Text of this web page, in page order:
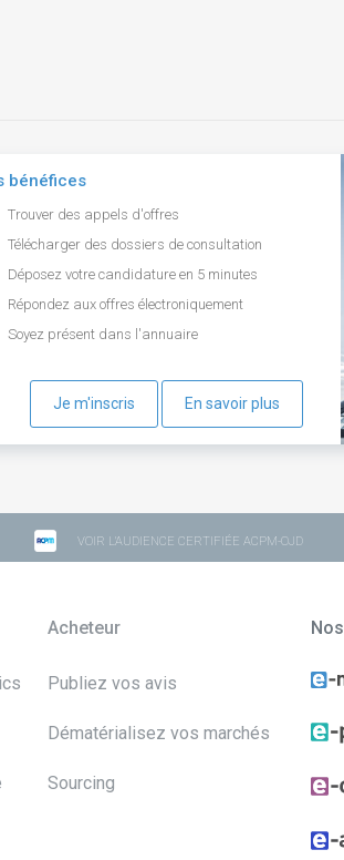
bénéfices
Trouver des appels d'offres
Télécharger des dossiers de consultation
Déposez votre candidature en 5 minutes
Répondez aux offres électroniquement
Soyez présent dans l'annuaire
Je m'inscris En savoir plus
VOIR L'AUDIENCE CERTIFIÉE ACPM-OJD
Acheteur
Publiez vos avis
Dématérialisez vos marchés
Sourcing